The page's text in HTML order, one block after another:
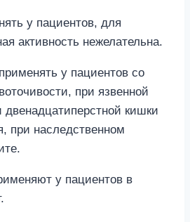
у пациентов, для
активность нежелательна.
у пациентов со
при язвенной
двенадцатиперстной кишки
при наследственном
у пациентов в